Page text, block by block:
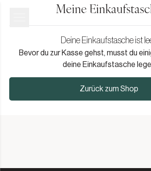
Meine
Deine Einkaufstasche ist
Bevor du zur Kasse gehst, musst du
deine Einkaufstasche
Zurück zum Shop